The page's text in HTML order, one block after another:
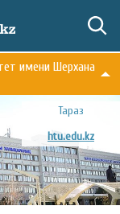
имени Шерхана
Тараз
htu.edu.kz